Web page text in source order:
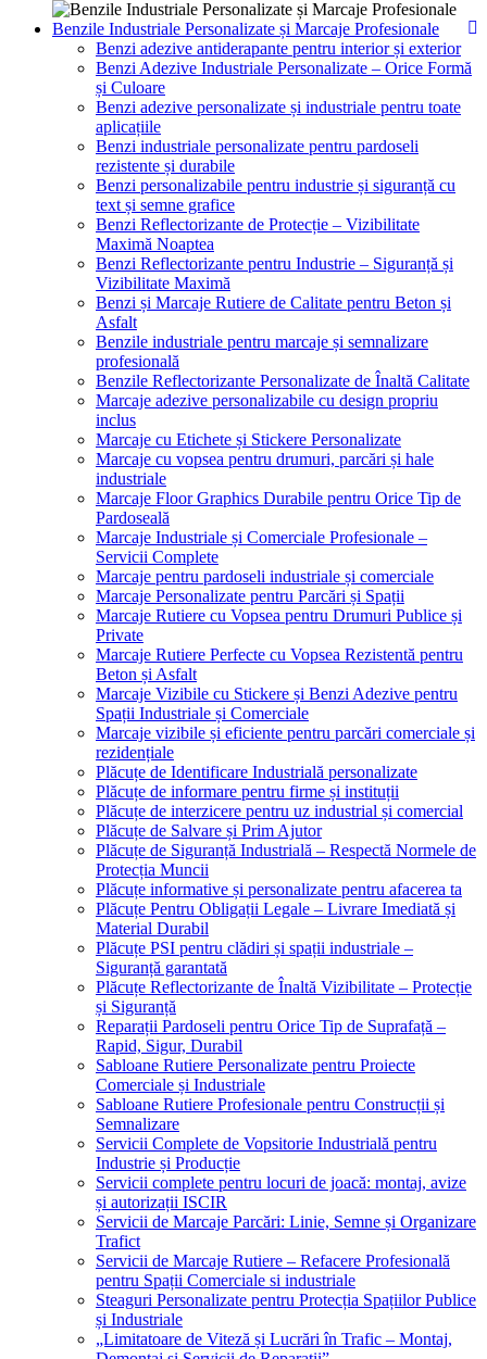
Benzile Industriale Personalizate și Marcaje Profesionale
Benzi adezive antiderapante pentru interior și exterior
Benzi Adezive Industriale Personalizate – Orice Formă
și Culoare
Benzi adezive personalizate și industriale pentru toate
aplicațiile
Benzi industriale personalizate pentru pardoseli
rezistente și durabile
Benzi personalizabile pentru industrie și siguranță cu
text și semne grafice
Benzi Reflectorizante de Protecție – Vizibilitate
Maximă Noaptea
Benzi Reflectorizante pentru Industrie – Siguranță și
Vizibilitate Maximă
Benzi și Marcaje Rutiere de Calitate pentru Beton și
Asfalt
Benzile industriale pentru marcaje și semnalizare
profesională
Benzile Reflectorizante Personalizate de Înaltă Calitate
Marcaje adezive personalizabile cu design propriu
inclus
Marcaje cu Etichete și Stickere Personalizate
Marcaje cu vopsea pentru drumuri, parcări și hale
industriale
Marcaje Floor Graphics Durabile pentru Orice Tip de
Pardoseală
Marcaje Industriale și Comerciale Profesionale –
Servicii Complete
Marcaje pentru pardoseli industriale și comerciale
Marcaje Personalizate pentru Parcări și Spații
Marcaje Rutiere cu Vopsea pentru Drumuri Publice și
Private
Marcaje Rutiere Perfecte cu Vopsea Rezistentă pentru
Beton și Asfalt
Marcaje Vizibile cu Stickere și Benzi Adezive pentru
Spații Industriale și Comerciale
Marcaje vizibile și eficiente pentru parcări comerciale și
rezidențiale
Plăcuțe de Identificare Industrială personalizate
Plăcuțe de informare pentru firme și instituții
Plăcuțe de interzicere pentru uz industrial și comercial
Plăcuțe de Salvare și Prim Ajutor
Plăcuțe de Siguranță Industrială – Respectă Normele de
Protecția Muncii
Plăcuțe informative și personalizate pentru afacerea ta
Plăcuțe Pentru Obligații Legale – Livrare Imediată și
Material Durabil
Plăcuțe PSI pentru clădiri și spații industriale –
Siguranță garantată
Plăcuțe Reflectorizante de Înaltă Vizibilitate – Protecție
și Siguranță
Reparații Pardoseli pentru Orice Tip de Suprafață –
Rapid, Sigur, Durabil
Sabloane Rutiere Personalizate pentru Proiecte
Comerciale și Industriale
Sabloane Rutiere Profesionale pentru Construcții și
Semnalizare
Servicii Complete de Vopsitorie Industrială pentru
Industrie și Producție
Servicii complete pentru locuri de joacă: montaj, avize
și autorizații ISCIR
Servicii de Marcaje Parcări: Linie, Semne și Organizare
Trafict
Servicii de Marcaje Rutiere – Refacere Profesională
pentru Spații Comerciale si industriale
Steaguri Personalizate pentru Protecția Spațiilor Publice
și Industriale
„Limitatoare de Viteză și Lucrări în Trafic – Montaj,